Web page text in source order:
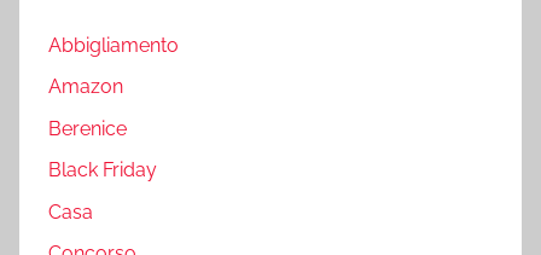
Abbigliamento
Amazon
Berenice
Black Friday
Casa